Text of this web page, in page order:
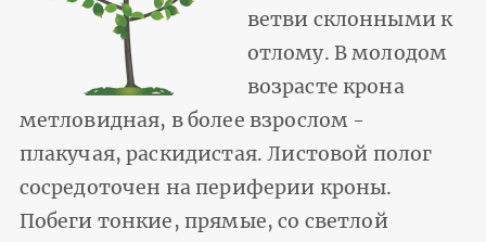
ветви склонными к
отлому. В молодом
возрасте крона
метловидная, в более взрослом -
плакучая, раскидистая. Листовой полог
сосредоточен на периферии кроны.
Побеги тонкие, прямые, со светлой